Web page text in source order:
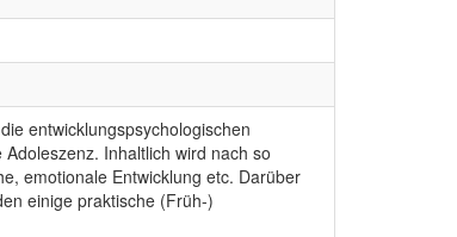
entwicklungspsychologischen
Inhaltlich wird nach so
emotionale Entwicklung etc. Darüber
einige praktische (Früh-)